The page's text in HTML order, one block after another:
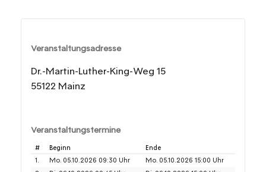
Veranstaltungsadresse
Dr.-Martin-Luther-King-Weg 15
55122 Mainz
Veranstaltungstermine
# Beginn
Ende
1.
Mo. 05.10.2026 09:30 Uhr
Mo. 05.10.2026 15:00 Uhr